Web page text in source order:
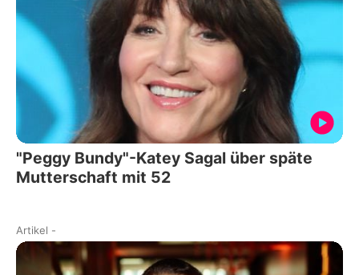
"Peggy Bundy"-Katey Sagal über späte
Mutterschaft mit 52
Artikel -